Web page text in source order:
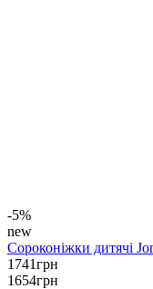
-5%
new
Сороконіжки дитячі
1741грн
1654грн